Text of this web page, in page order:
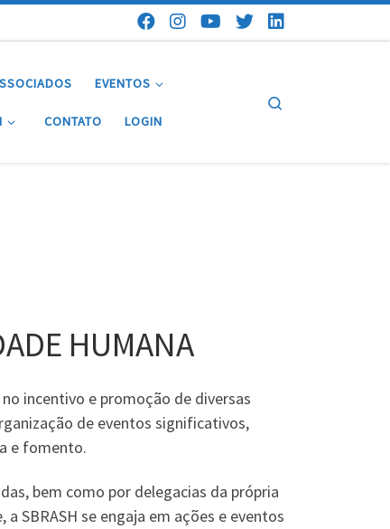
EVENTOS
CONTATO LOGIN
HUMANA
incentivo e promoção de diversas
de eventos significativos,
e fomento.
bem como por delegacias da própria
SBRASH se engaja em ações e eventos